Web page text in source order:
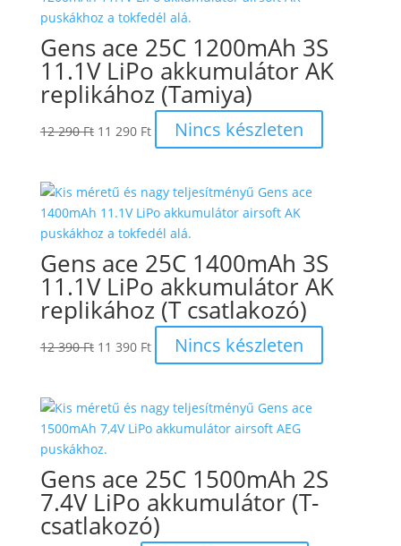
Gens ace 25C 1200mAh 3S
11.1V LiPo akkumulátor AK
replikához (Tamiya)
12 290Ft Original
12
290 Ft.
11 290 Ft Current
price
290 Ft.
Nincs készleten
Gens ace 25C 1400mAh 3S
11.1V LiPo akkumulátor AK
replikához (T csatlakozó)
12 390Ft Original
12
390 Ft.
11 390 Ft Current
price
11
390 Ft.
Nincs készleten
Gens ace 25C 1500mAh 2S
7.4V LiPo akkumulátor (T-
csatlakozó)